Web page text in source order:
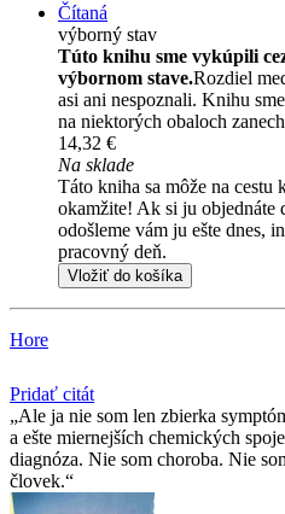
Čítaná
výborný stav
Túto knihu sme vykúpili
výbornom stave.Rozdiel
asi ani nespoznali. Knihu
na niektorých obaloch
14,32 €
Na sklade
Táto kniha sa môže na
okamžite! Ak si ju objednáte
odošleme vám ju ešte dnes,
pracovný deň.
Vložiť do košíka
Hore
Pridať citát
Ale ja nie som len zbierka
a ešte miernejších chemických
diagnóza. Nie som choroba. Nie
človek.